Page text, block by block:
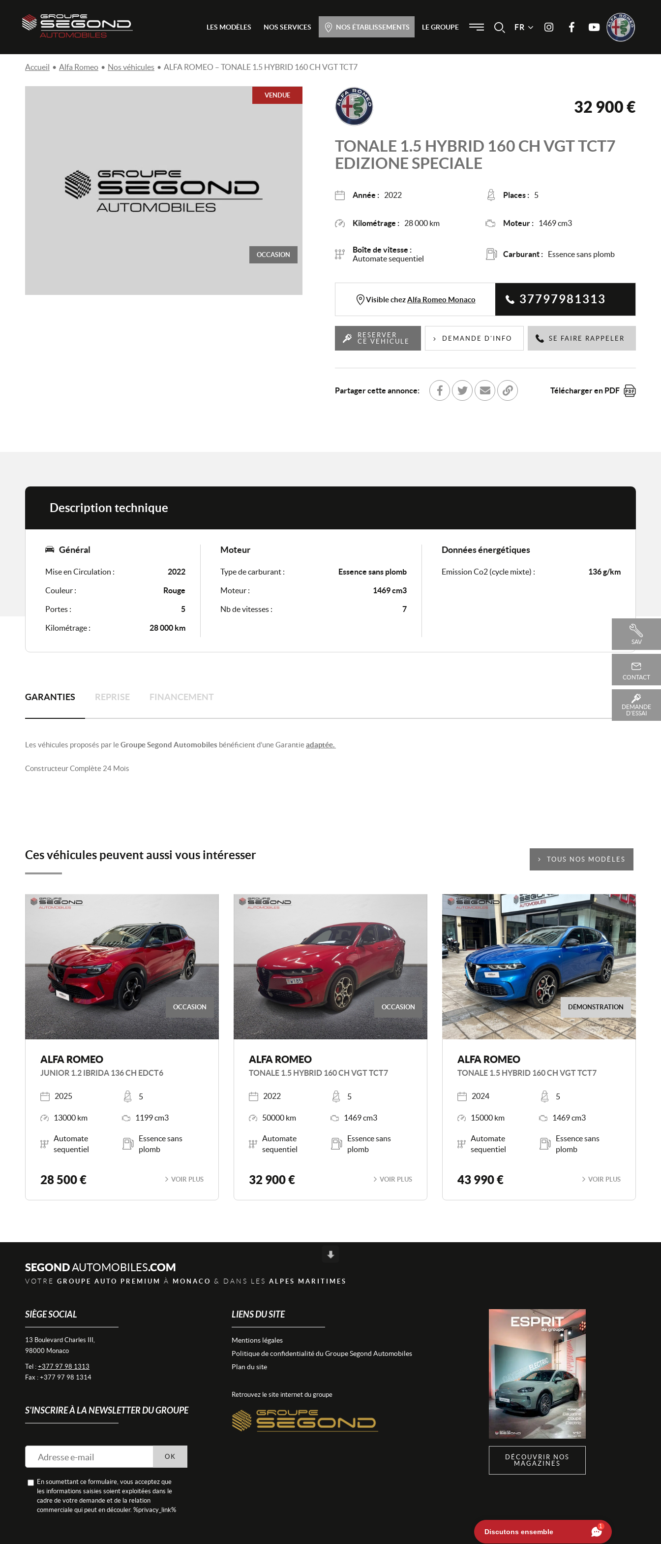
Passer
au
Menu principal
LES MODÈLES NOS SERVICES NOS ÉTABLISSEMENTS LE GROUPE Menu
RechercheFR
SAV
CONTACT
DEMANDE
D'ESSAI
Accueil • Alfa Romeo • Nos véhicules • ALFA ROMEO – TONALE 1.5 HYBRID 160 CH VGT TCT7
OCCASION
VENDUE
32 900 €
TONALE 1.5 HYBRID 160 CH VGT TCT7
EDIZIONE SPECIALE
Année : 2022 Places : 5
Kilométrage : 28 000 km Moteur : 1469 cm3
Boîte de vitesse :
Automate sequentiel
Carburant : Essence sans plomb
Visible chezAlfa Romeo Monaco 37797981313
RESERVER
CE VEHICULE
DEMANDE D'INFO SE FAIRE RAPPELER
Partager cette annonce: Télécharger en PDF
Description technique
Général
Mise en Circulation : 2022
Couleur : Rouge
Portes : 5
Kilométrage : 28 000 km
Moteur
Type de carburant : Essence sans plomb
Moteur : 1469 cm3
Nb de vitesses : 7
Données énergétiques
Emission Co2 (cycle mixte) : 136 g/km
GARANTIES REPRISE FINANCEMENT
Les véhicules proposés par leGroupe Segond Automobiles bénéficient d’une Garantieadaptée.
Constructeur Complète 24 Mois
Ces véhicules peuvent aussi vous intéresser
OCCASION
ALFA ROMEO
JUNIOR 1.2 IBRIDA 136 CH EDCT6
Année
2025
Places
5
13000 km 1199 cm3
Automate
sequentiel
Essence sans
plomb
28 500 € VOIR PLUS
OCCASION
ALFA ROMEO
TONALE 1.5 HYBRID 160 CH VGT TCT7
Année
2022
Places
5
50000 km 1469 cm3
Automate
sequentiel
Essence sans
plomb
32 900 € VOIR PLUS
DÉMONSTRATION
ALFA ROMEO
TONALE 1.5 HYBRID 160 CH VGT TCT7
Année
2024
Places
5
15000 km 1469 cm3
Automate
sequentiel
Essence sans
plomb
43 990 € VOIR PLUS
TOUS NOS MODÈLES
SEGONDAUTOMOBILES.COM
VOTRE GROUPE AUTO PREMIUM À MONACO & DANS LES ALPES MARITIMES
SIÈGE SOCIAL
13 Boulevard Charles III,
98000 Monaco
Tel : +377 97 98 1313
Fax : +377 97 98 1314
S'INSCRIRE À LA NEWSLETTER DU GROUPE
En soumettant ce formulaire, vous acceptez que
les informations saisies soient exploitées dans le
cadre de votre demande et de la relation
commerciale qui peut en découler. %privacy_link%
OK
LIENS DU SITE
Mentions légales
Politique de confidentialité du Groupe Segond Automobiles
Plan du site
Retrouvez le site internet du groupe
DÉCOUVRIR NOS
MAGAZINES
Scroll
Discutons ensemble
1